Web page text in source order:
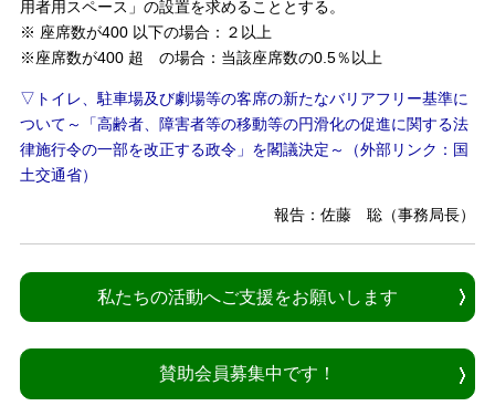
用者用スペース」の設置を求めることとする。
※ 座席数が400 以下の場合：２以上
※座席数が400 超 の場合：当該座席数の0.5％以上
▽トイレ、駐車場及び劇場等の客席の新たなバリアフリー基準に
ついて～「高齢者、障害者等の移動等の円滑化の促進に関する法
律施行令の一部を改正する政令」を閣議決定～（外部リンク：国
土交通省）
報告：佐藤 聡（事務局長）
私たちの活動へご支援をお願いします
賛助会員募集中です！